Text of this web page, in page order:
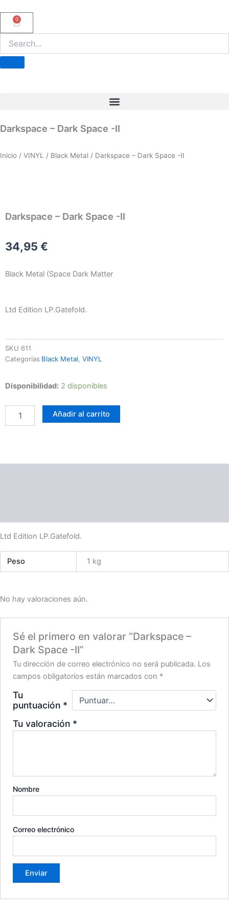
0
Carrito
Darkspace – Dark Space -II
Inicio / VINYL / Black Metal / Darkspace – Dark Space -II
Darkspace – Dark Space -II
34,95 €
Black Metal (Space Dark Matter
Ltd Edition LP.Gatefold.
SKU 611
Categorías Black Metal VINYL
Disponibilidad: 2 disponibles
Darkspace
Dark
Space
-
Añadir al carrito
Ltd Edition LP.Gatefold.
Peso 1 kg
No hay valoraciones aún.
Sé el primero en valorar “Darkspace –
Dark Space -II”
Tu dirección de correo electrónico no será publicada. Los
campos obligatorios están marcados con *
Tu
puntuación *
Tu valoración *
Nombre
Correo electrónico